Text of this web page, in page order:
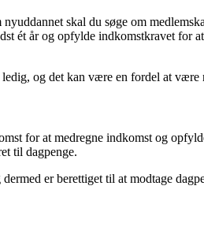
skal du søge om
ét år og opfylde indkomstkravet
og det kan være en fordel at være
for at medregne indkomst og
til dagpenge.
er berettiget til at modtage